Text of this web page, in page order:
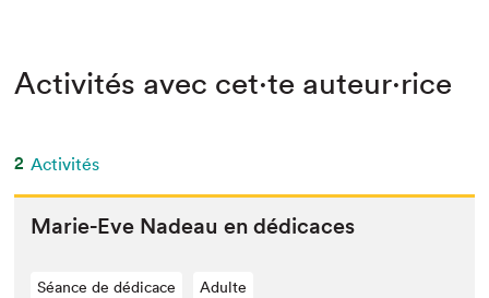
Activités avec cet·te auteur·rice
2 Activités
Marie-Eve Nadeau en dédicaces
Séance de dédicace Adulte